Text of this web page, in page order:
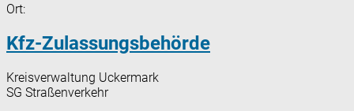
Ort:
Kfz-Zulassungsbehörde
Kreisverwaltung Uckermark
SG Straßenverkehr